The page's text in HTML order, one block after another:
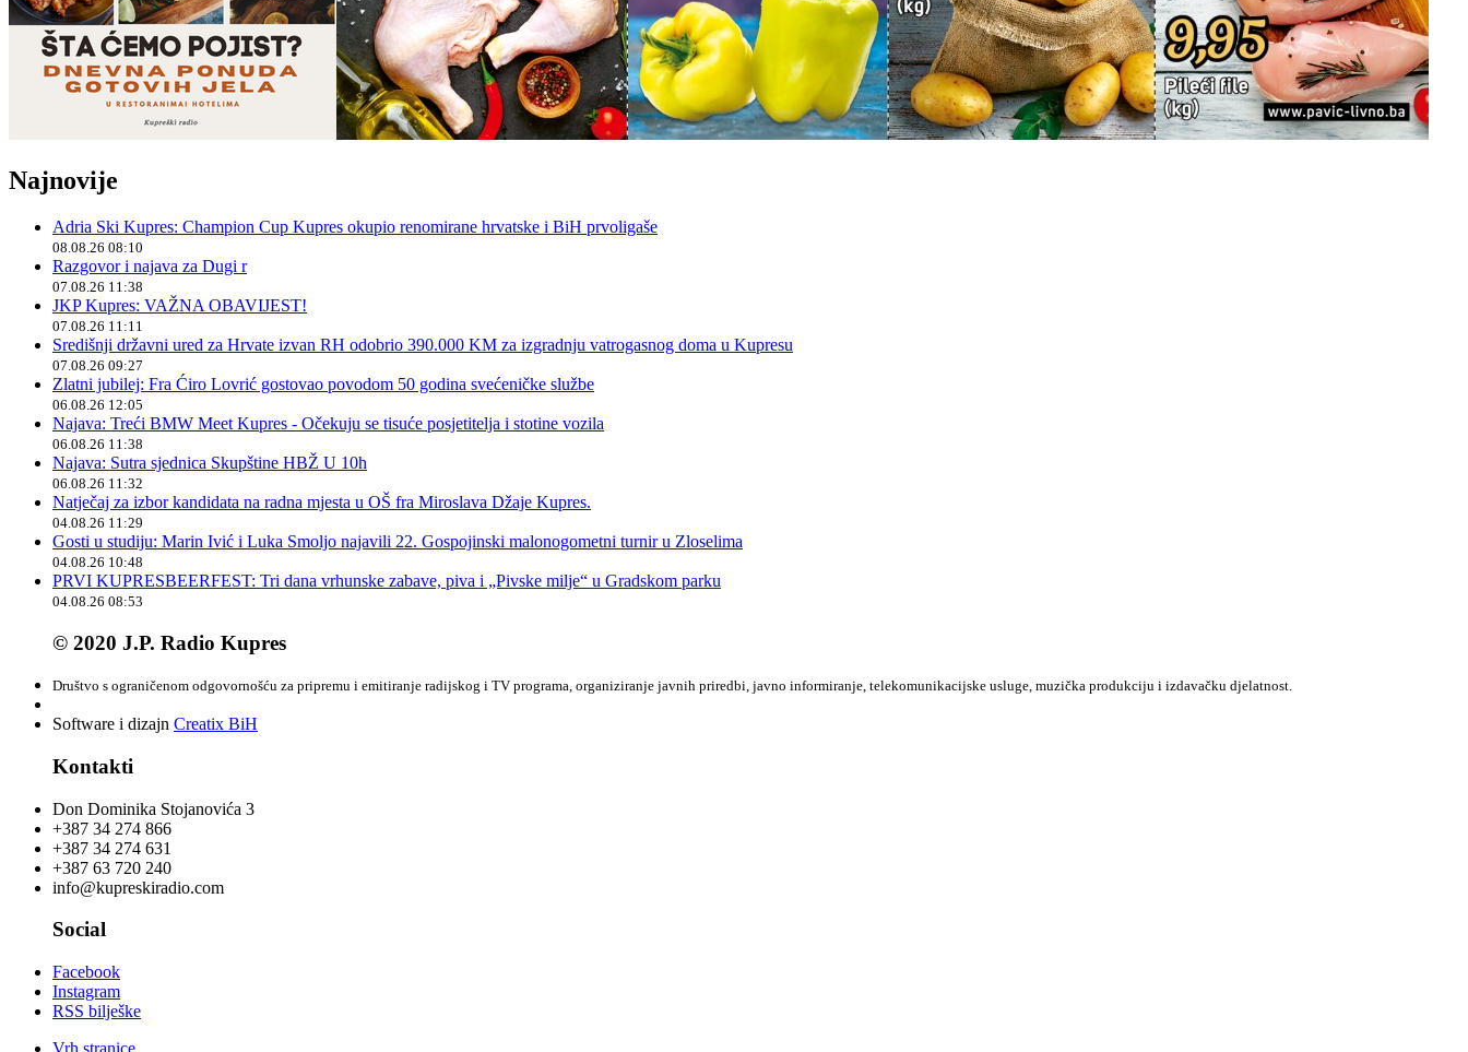
Najnovije
Adria Ski Kupres: Champion Cup Kupres okupio renomirane hrvatske i BiH prvoligaše
08.08.26 08:10
Razgovor i najava za Dugi r
07.08.26 11:38
JKP Kupres: VAŽNA OBAVIJEST!
07.08.26 11:11
Središnji državni ured za Hrvate izvan RH odobrio 390.000 KM za izgradnju vatrogasnog doma u Kupresu
07.08.26 09:27
Zlatni jubilej: Fra Ćiro Lovrić gostovao povodom 50 godina svećeničke službe
06.08.26 12:05
Najava: Treći BMW Meet Kupres - Očekuju se tisuće posjetitelja i stotine vozila
06.08.26 11:38
Najava: Sutra sjednica Skupštine HBŽ U 10h
06.08.26 11:32
Natječaj za izbor kandidata na radna mjesta u OŠ fra Miroslava Džaje Kupres.
04.08.26 11:29
Gosti u studiju: Marin Ivić i Luka Smoljo najavili 22. Gospojinski malonogometni turnir u Zloselima
04.08.26 10:48
PRVI KUPRESBEERFEST: Tri dana vrhunske zabave, piva i „Pivske milje“ u Gradskom parku
04.08.26 08:53
© 2020 J.P. Radio Kupres
Društvo s ograničenom odgovornošću za pripremu i emitiranje radijskog i TV programa, organiziranje javnih priredbi, javno informiranje, telekomunikacijske usluge, muzička produkciju i izdavačku djelatnost.
Software i dizajn Creatix BiH
Kontakti
Don Dominika Stojanovića 3
+387 34 274 866
+387 34 274 631
+387 63 720 240
info@kupreskiradio.com
Social
Facebook
Instagram
RSS bilješke